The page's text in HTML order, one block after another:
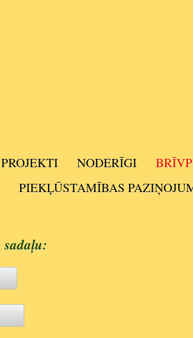
PROJEKTI NODERĪGI
PIEKĻŪSTAMĪBAS
sadaļu: